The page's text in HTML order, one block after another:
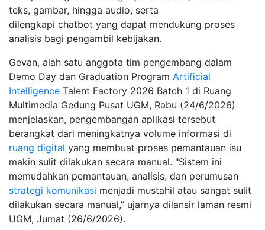
teks, gambar, hingga audio, serta
dilengkapi chatbot yang dapat mendukung proses
analisis bagi pengambil kebijakan.
Gevan, alah satu anggota tim pengembang dalam
Demo Day dan Graduation Program Artificial
Intelligence Talent Factory 2026 Batch 1 di Ruang
Multimedia Gedung Pusat UGM, Rabu (24/6/2026)
menjelaskan, pengembangan aplikasi tersebut
berangkat dari meningkatnya volume informasi di
ruang digital yang membuat proses pemantauan isu
makin sulit dilakukan secara manual. "Sistem ini
memudahkan pemantauan, analisis, dan perumusan
strategi komunikasi menjadi mustahil atau sangat sulit
dilakukan secara manual,” ujarnya dilansir laman resmi
UGM, Jumat (26/6/2026).